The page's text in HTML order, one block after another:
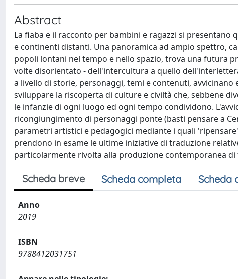
Abstract
La fiaba e il racconto per bambini e ragazzi si
e continenti distanti. Una panoramica ad ampio spettro,
popoli lontani nel tempo e nello spazio, trova una futura
volte disorientato - dell'intercultura a quello
a livello di storie, personaggi, temi e contenuti,
sviluppare la riscoperta di culture e civiltà che, sebbene
le infanzie di ogni luogo ed ogni tempo condividono.
ricongiungimento di personaggi ponte (basti pensare a
parametri artistici e pedagogici mediante i quali
prendono in esame le ultime iniziative di traduzione
particolarmente rivolta alla produzione contemporanea
Scheda breve Scheda completa Scheda
Anno
2019
ISBN
9788412031751